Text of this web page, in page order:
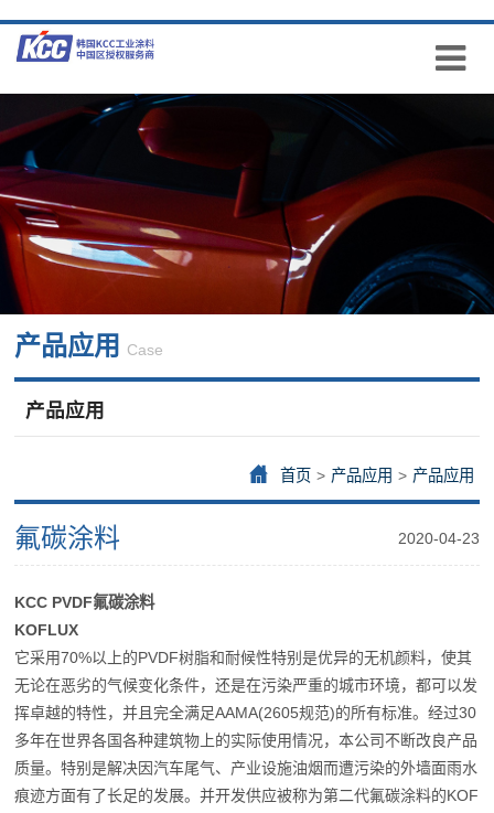
产品应用 Case
产品应用
首页 > 产品应用 > 产品应用
2020-04-23
氟碳涂料
KCC PVDF氟碳涂料
KOFLUX
它采用70%以上的PVDF树脂和耐候性特别是优异的无机颜料，使其
无论在恶劣的气候变化条件，还是在污染严重的城市环境，都可以发
挥卓越的特性，并且完全满足AAMA(2605规范)的所有标准。经过30
多年在世界各国各种建筑物上的实际使用情况，本公司不断改良产品
质量。特别是解决因汽车尾气、产业设施油烟而遭污染的外墙面雨水
痕迹方面有了长足的发展。并开发供应被称为第二代氟碳涂料的KOF